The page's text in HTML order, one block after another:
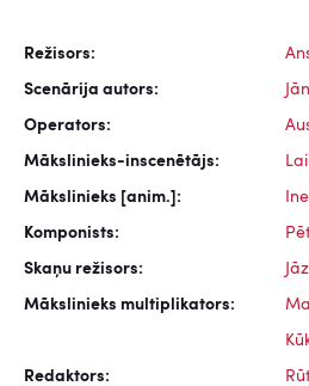
Režisors:
Scenārija autors:
Operators:
Mākslinieks-inscenētājs:
Mākslinieks [anim.]:
Komponists:
Skaņu režisors:
Mākslinieks multiplikators:
Redaktors: